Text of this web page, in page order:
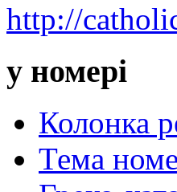
http://
у номері
Колонка
Тема